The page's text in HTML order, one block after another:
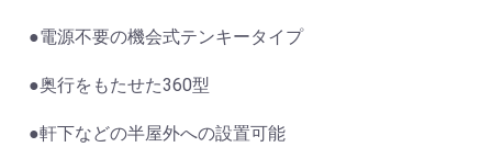
●電源不要の機会式テンキータイプ
●奥行をもたせた360型
●軒下などの半屋外への設置可能